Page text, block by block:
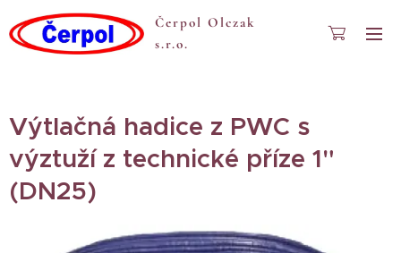
Čerpol Olczak
s.r.o.
Výtlačná hadice z PWC s
výztuží z technické příze 1"
(DN25)